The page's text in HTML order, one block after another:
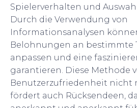
Spielerverhalten und
Durch die Verwendung von
Informationsanalysen
Belohnungen an bestimmte
anpassen und eine
garantieren. Diese Methode
Benutzerzufriedenheit nicht
fördert auch Rücksendeen,